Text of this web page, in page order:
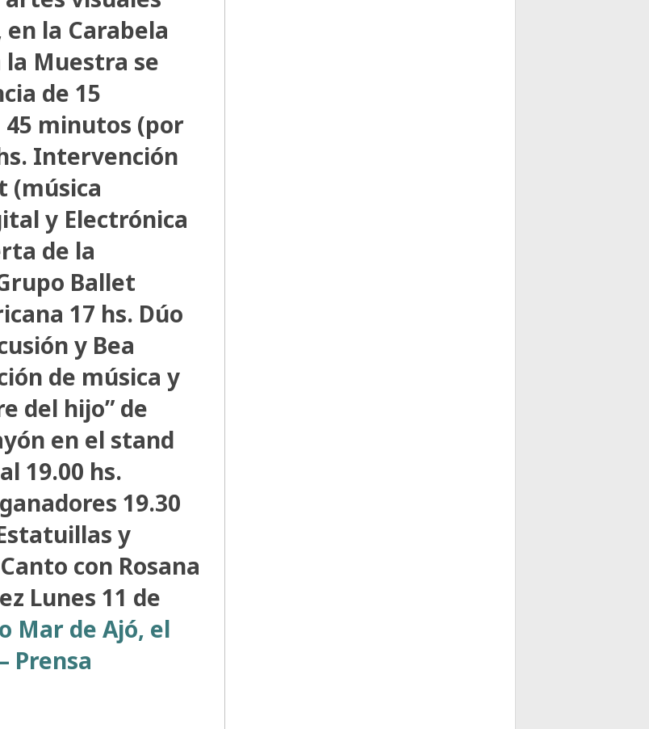
la Carabela
la Muestra se
de 15
45 minutos (por
Intervención
(música
y Electrónica
de la
Ballet
17 hs. Dúo
y Bea
de música y
del hijo” de
en el stand
19.00 hs.
19.30
y
con Rosana
Lunes 11 de
Mar de Ajó, el
Prensa